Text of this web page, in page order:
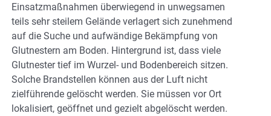
Einsatzmaßnahmen überwiegend in unwegsamen
teils sehr steilem Gelände verlagert sich zunehmend
auf die Suche und aufwändige Bekämpfung von
Glutnestern am Boden. Hintergrund ist, dass viele
Glutnester tief im Wurzel- und Bodenbereich sitzen.
Solche Brandstellen können aus der Luft nicht
zielführende gelöscht werden. Sie müssen vor Ort
lokalisiert, geöffnet und gezielt abgelöscht werden.